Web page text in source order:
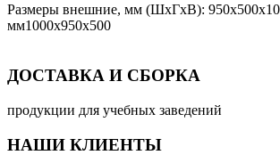
Размеры внешние, мм (ШхГхВ):
мм1000x950x500
ДОСТАВКА И СБОРКА
продукции для учебных заведений
НАШИ КЛИЕНТЫ